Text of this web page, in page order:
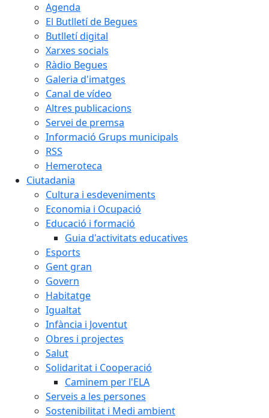
Agenda
El Butlletí de Begues
Butlletí digital
Xarxes socials
Ràdio Begues
Galeria d'imatges
Canal de vídeo
Altres publicacions
Servei de premsa
Informació Grups municipals
RSS
Hemeroteca
Ciutadania
Cultura i esdeveniments
Economia i Ocupació
Educació i formació
Guia d'activitats educatives
Esports
Gent gran
Govern
Habitatge
Igualtat
Infància i Joventut
Obres i projectes
Salut
Solidaritat i Cooperació
Caminem per l'ELA
Serveis a les persones
Sostenibilitat i Medi ambient